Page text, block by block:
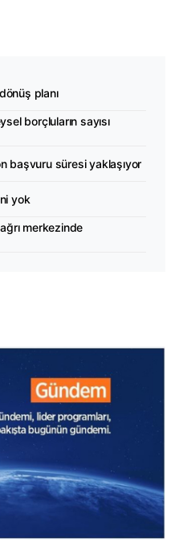
planı
borçluların sayısı
başvuru süresi yaklaşıyor
yok
merkezinde